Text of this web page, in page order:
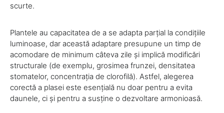
scurte.
Plantele au capacitatea de a se adapta parțial la condițiile
luminoase, dar această adaptare presupune un timp de
acomodare de minimum câteva zile și implică modificări
structurale (de exemplu, grosimea frunzei, densitatea
stomatelor, concentrația de clorofilă). Astfel, alegerea
corectă a plasei este esențială nu doar pentru a evita
daunele, ci și pentru a susține o dezvoltare armonioasă.